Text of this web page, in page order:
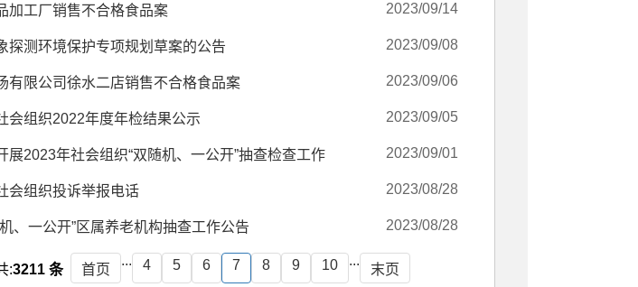
加工厂销售不合格食品案 2023/09/14
探测环境保护专项规划草案的公告 2023/09/08
有限公司徐水二店销售不合格食品案 2023/09/06
会组织2022年度年检结果公示 2023/09/05
展2023年社会组织“双随机、一公开”抽查检查工作 2023/09/01
会组织投诉举报电话 2023/08/28
、一公开”区属养老机构抽查工作公告 2023/08/28
:3211 条 首页
... 4 5 6 7 8 9 10 ...
末页